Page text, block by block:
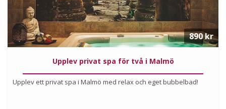
Upplev privat spa för två i Malmö
Upplev ett privat spa i Malmö med relax och eget bubbelbad!
890 kr